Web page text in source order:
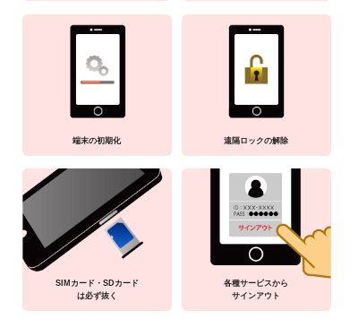
端末の初期化 遠隔ロックの解除
SIMカード・SDカード
は必ず抜く
各種サービスから
サインアウト